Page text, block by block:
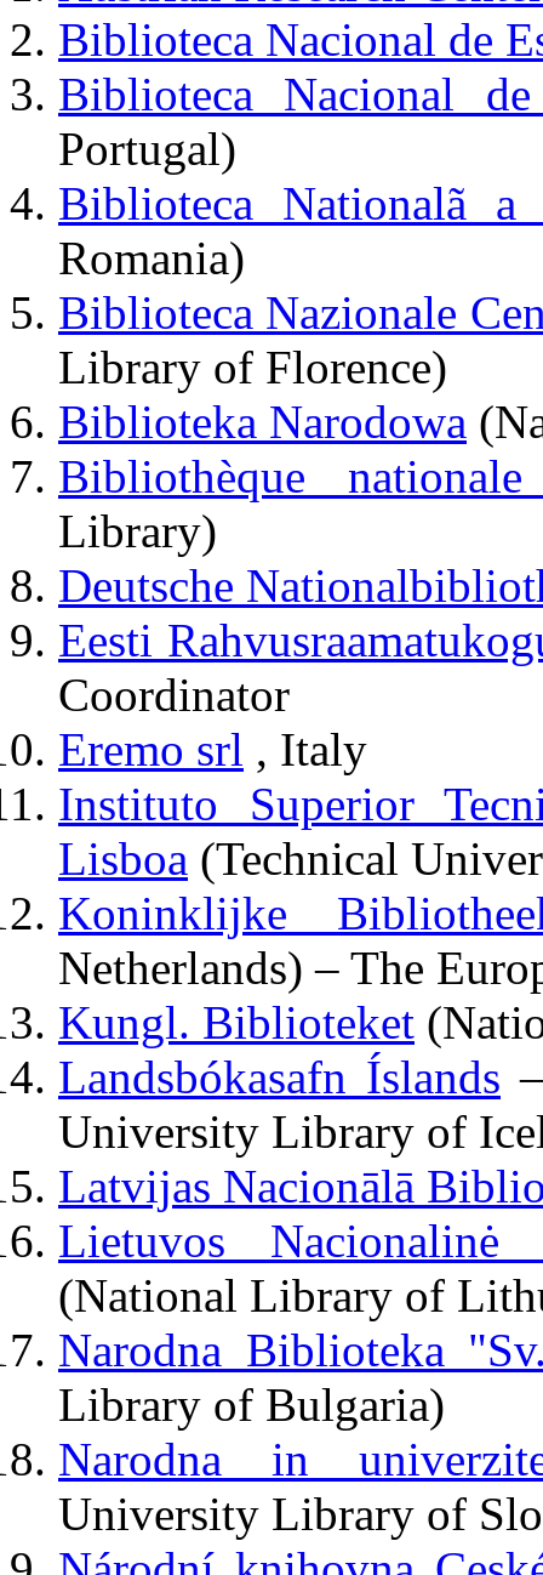
Biblioteca Nacional de
Biblioteca Nacional
Portugal)
Biblioteca Nationalã a
Romania)
Biblioteca Nazionale
Library of Florence)
Biblioteka Narodowa
Bibliothèque
Library)
Deutsche
Eesti
Coordinator
Eremo srl , Italy
Instituto Superior
Lisboa (Technical
Koninklijke
Netherlands) – The
Kungl. Biblioteket
Landsbókasafn Íslands
University Library of
Latvijas Nacionālā
Lietuvos
(National Library of
Narodna Biblioteka
Library of Bulgaria)
Narodna in
University Library of